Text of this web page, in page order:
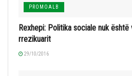
PROMOALB
Rexhepi: Politika sociale nuk
rrezikuarit
29/10/2016